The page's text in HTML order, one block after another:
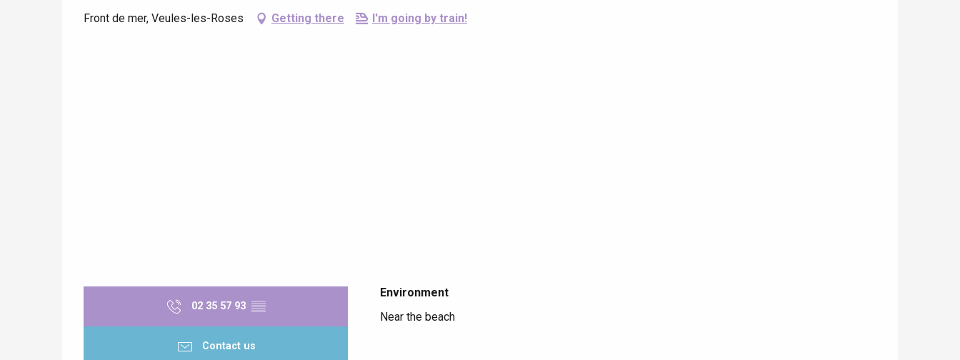
Front de mer, Veules-les-Roses Getting there I'm going by train!
02 35 57 93 ▒▒
Contact us
Environment
Environment
Near the beach